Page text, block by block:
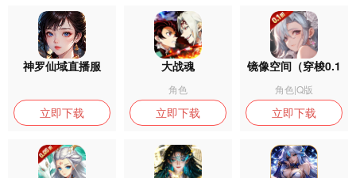
神罗仙域直播服
立即下载
大战魂
角色
立即下载
镜像空间（穿梭0.1
角色|Q版
立即下载